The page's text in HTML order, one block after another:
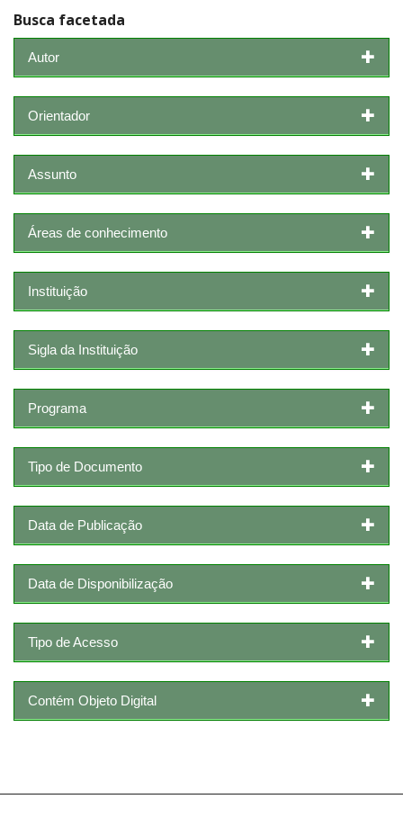
Busca facetada
Autor
Orientador
Assunto
Áreas de conhecimento
Instituição
Sigla da Instituição
Programa
Tipo de Documento
Data de Publicação
Data de Disponibilização
Tipo de Acesso
Contém Objeto Digital